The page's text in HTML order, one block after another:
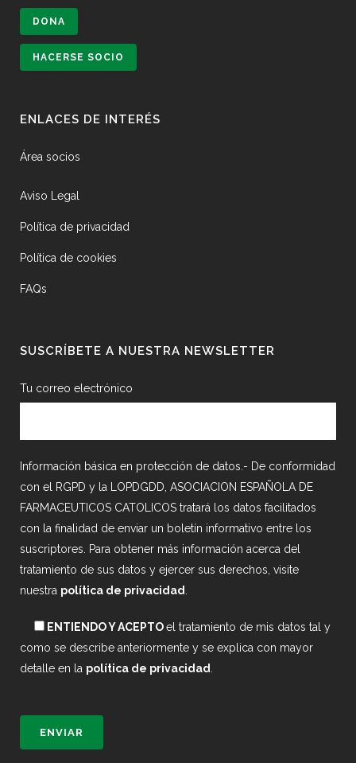
DONA
HACERSE SOCIO
ENLACES DE INTERÉS
Área socios
Aviso Legal
Política de privacidad
Política de cookies
FAQs
SUSCRÍBETE A NUESTRA NEWSLETTER
Tu correo electrónico
Información básica en protección de datos.- De conformidad
con el RGPD y la LOPDGDD, ASOCIACION ESPAÑOLA DE
FARMACEUTICOS CATOLICOS tratará los datos facilitados
con la finalidad de enviar un boletín informativo entre los
suscriptores. Para obtener más información acerca del
tratamiento de sus datos y ejercer sus derechos, visite
nuestra política de privacidad
ENTIENDO Y ACEPTOel tratamiento de mis datos tal y
como se describe anteriormente y se explica con mayor
detalle en la política de privacidad